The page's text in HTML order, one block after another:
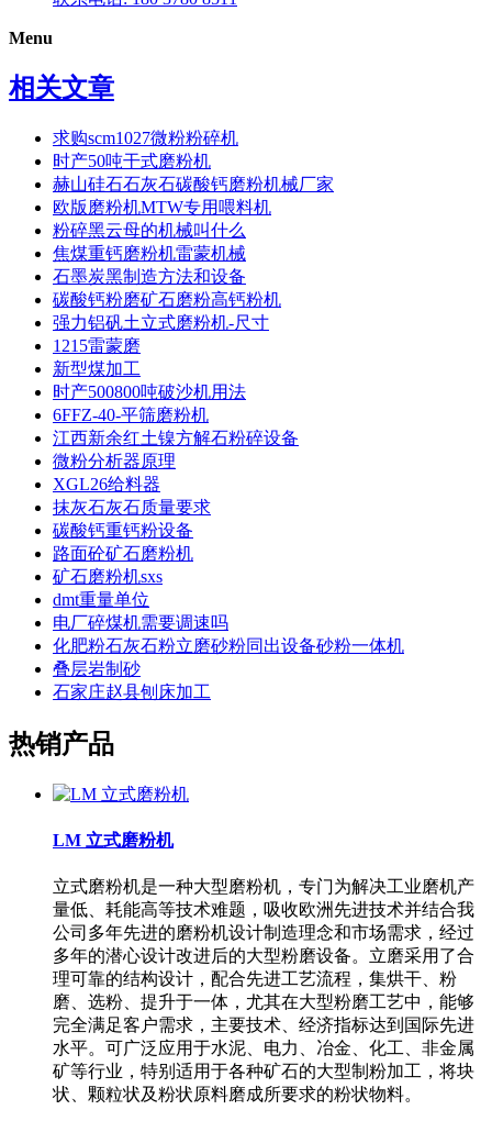
Menu
相关文章
求购scm1027微粉粉碎机
时产50吨干式磨粉机
赫山硅石石灰石碳酸钙磨粉机械厂家
欧版磨粉机MTW专用喂料机
粉碎黑云母的机械叫什么
焦煤重钙磨粉机雷蒙机械
石墨炭黑制造方法和设备
碳酸钙粉磨矿石磨粉高钙粉机
强力铝矾土立式磨粉机-尺寸
1215雷蒙磨
新型煤加工
时产500800吨破沙机用法
6FFZ-40-平筛磨粉机
江西新余红土镍方解石粉碎设备
微粉分析器原理
XGL26给料器
抹灰石灰石质量要求
碳酸钙重钙粉设备
路面砼矿石磨粉机
矿石磨粉机sxs
dmt重量单位
电厂碎煤机需要调速吗
化肥粉石灰石粉立磨砂粉同出设备砂粉一体机
叠层岩制砂
石家庄赵县刨床加工
热销产品
LM 立式磨粉机
立式磨粉机是一种大型磨粉机，专门为解决工业磨机产
量低、耗能高等技术难题，吸收欧洲先进技术并结合我
公司多年先进的磨粉机设计制造理念和市场需求，经过
多年的潜心设计改进后的大型粉磨设备。立磨采用了合
理可靠的结构设计，配合先进工艺流程，集烘干、粉
磨、选粉、提升于一体，尤其在大型粉磨工艺中，能够
完全满足客户需求，主要技术、经济指标达到国际先进
水平。可广泛应用于水泥、电力、冶金、化工、非金属
矿等行业，特别适用于各种矿石的大型制粉加工，将块
状、颗粒状及粉状原料磨成所要求的粉状物料。